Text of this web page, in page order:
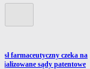
do artykułu:
farmaceutyczny czeka na
sądy patentowe